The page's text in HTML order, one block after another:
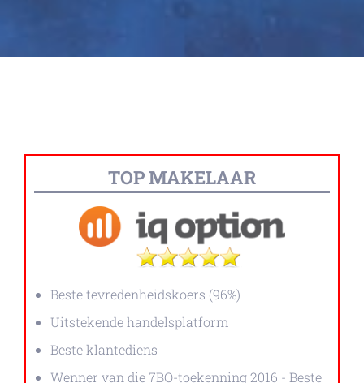
TOP MAKELAAR
Beste tevredenheidskoers (96%)
Uitstekende handelsplatform
Beste klantediens
Wenner van die 7BO-toekenning 2016 - Beste